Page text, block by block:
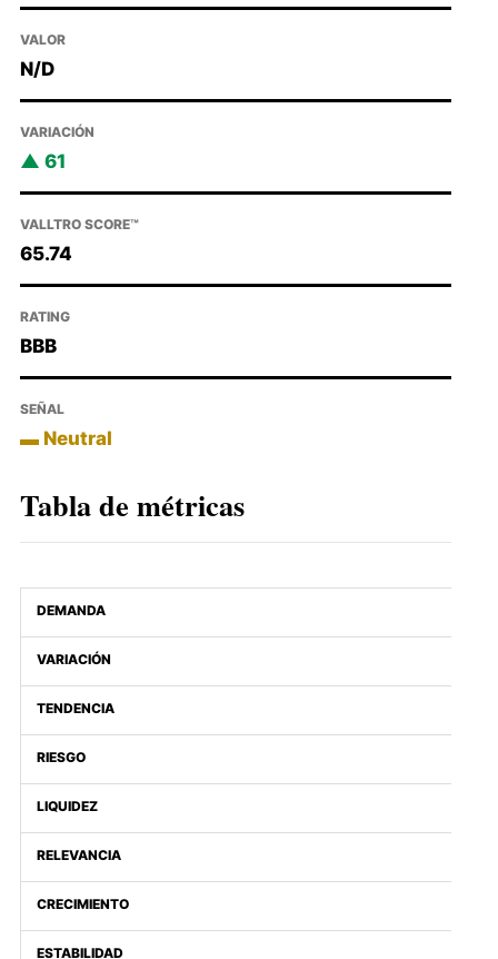
VALOR
N/D
VARIACIÓN
61
VALLTRO SCORE™
65.74
RATING
BBB
SEÑAL
Neutral
Tabla de métricas
DEMANDA
VARIACIÓN
TENDENCIA
RIESGO
LIQUIDEZ
RELEVANCIA
CRECIMIENTO
ESTABILIDAD